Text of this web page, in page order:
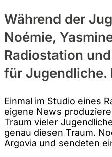
Während der
Noémie,
Radiostation
für Jugendliche.
Einmal im Studio eines
eigene News
Traum vieler
genau diesen Traum.
Argovia und sendeten